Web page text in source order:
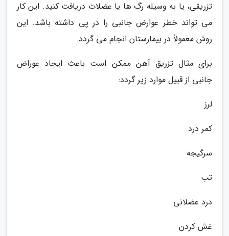
تزریقی، یا به وسیله رگ ها یا عضلات دریافت کنید. این کار
می تواند خطر عوارض جانبی را در پی داشته باشد. این
روش معمولاً در بیمارستان انجام می گردد.
برای مثال تزریق آهن ممکن است باعث ایجاد عوراض
جانبی از قبیل موارد زیر گردد:
لرز
کمر درد
سرگیجه
تب
درد عضلانی
غش کردن